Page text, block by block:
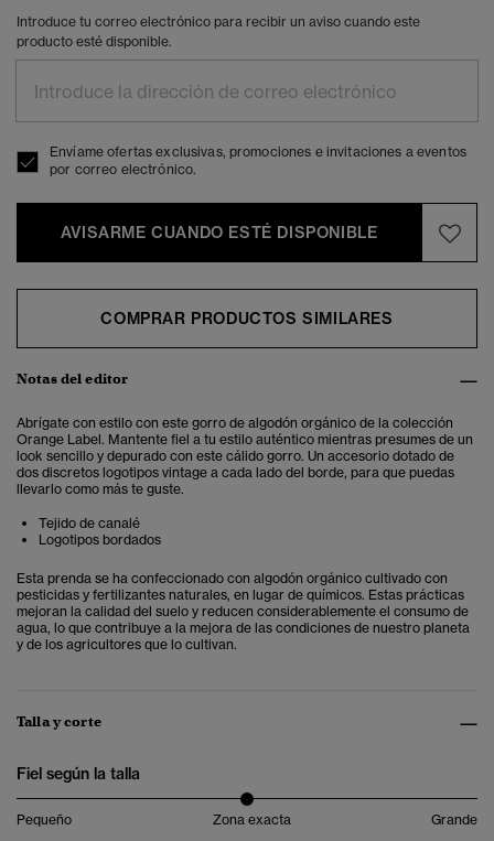
Introduce tu correo electrónico para recibir un aviso cuando este
producto esté disponible.
Envíame ofertas exclusivas, promociones e invitaciones a eventos
por correo electrónico.
AVISARME CUANDO ESTÉ DISPONIBLE
COMPRAR PRODUCTOS SIMILARES
Notas del editor
Abrígate con estilo con este gorro de algodón orgánico de la colección
Orange Label. Mantente fiel a tu estilo auténtico mientras presumes de un
look sencillo y depurado con este cálido gorro. Un accesorio dotado de
dos discretos logotipos vintage a cada lado del borde, para que puedas
llevarlo como más te guste.
Tejido de canalé
Logotipos bordados
Esta prenda se ha confeccionado con algodón orgánico cultivado con
pesticidas y fertilizantes naturales, en lugar de químicos. Estas prácticas
mejoran la calidad del suelo y reducen considerablemente el consumo de
agua, lo que contribuye a la mejora de las condiciones de nuestro planeta
y de los agricultores que lo cultivan.
Talla y corte
Fiel según la talla
Pequeño Zona exacta Grande